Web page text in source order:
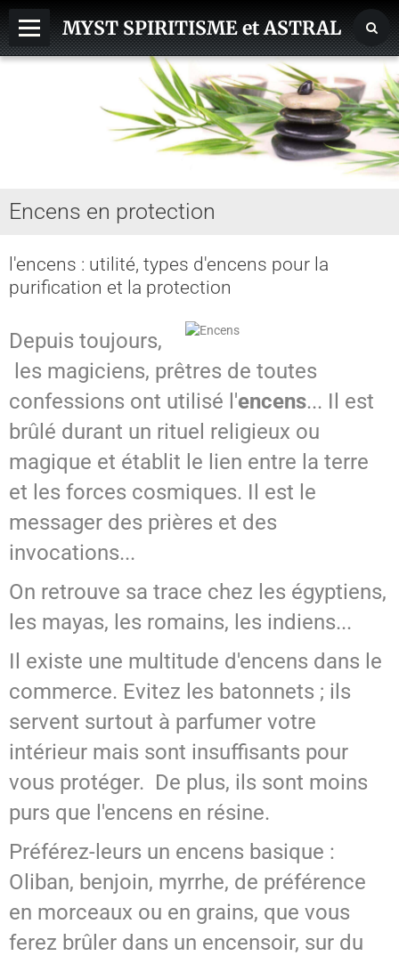
MYST SPIRITISME et ASTRAL
ASTRAL, SPHERES, TERRE
REINCARNATION
CHAKRA - CORPS SUBTILS
MAGIE
SPIRITISME - MESSAGES
Encens en protection
l'encens : utilité, types d'encens pour la
purification et la protection
Depuis toujours,
les magiciens, prêtres de toutes
confessions ont utilisé l'encens... Il est
brûlé durant un rituel religieux ou
magique et établit le lien entre la terre
et les forces cosmiques. Il est le
messager des prières et des
invocations...
On retrouve sa trace chez les égyptiens,
les mayas, les romains, les indiens...
Il existe une multitude d'encens dans le
commerce. Evitez les batonnets ; ils
servent surtout à parfumer votre
intérieur mais sont insuffisants pour
vous protéger. De plus, ils sont moins
purs que l'encens en résine.
Préférez-leurs un encens basique :
Oliban, benjoin, myrrhe, de préférence
en morceaux ou en grains, que vous
ferez brûler dans un encensoir, sur du